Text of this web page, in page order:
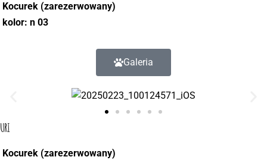
Kocurek (zarezerwowany)
kolor: n 03
Galeria
URI
Kocurek (zarezerwowany)